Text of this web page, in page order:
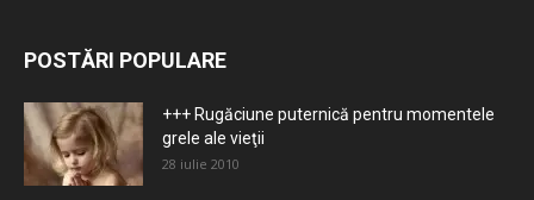
POSTĂRI POPULARE
+++ Rugăciune puternică pentru momentele
grele ale vieţii
28 iulie 2010